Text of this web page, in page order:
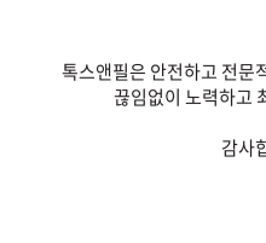
톡스앤필은 안전하고 전문
끊임없이 노력하고
감사